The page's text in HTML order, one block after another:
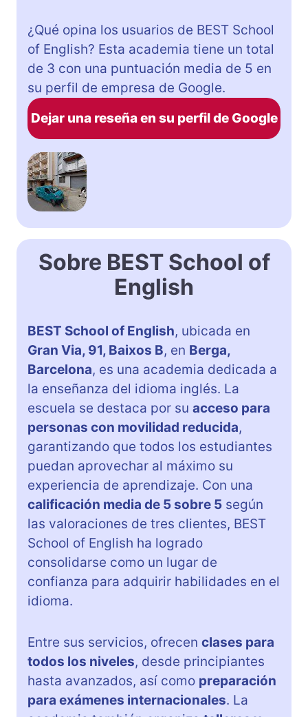
¿Qué opina los usuarios de BEST School
of English? Esta academia tiene un total
de 3 con una puntuación media de 5 en
su perfil de empresa de Google.
Dejar una reseña en su perfil de Google
Sobre BEST School of
English
BEST School of English, ubicada en
Gran Via, 91, Baixos B, en Berga,
Barcelona, es una academia dedicada a
la enseñanza del idioma inglés. La
escuela se destaca por su acceso para
personas con movilidad reducida,
garantizando que todos los estudiantes
puedan aprovechar al máximo su
experiencia de aprendizaje. Con una
calificación media de 5 sobre 5 según
las valoraciones de tres clientes, BEST
School of English ha logrado
consolidarse como un lugar de
confianza para adquirir habilidades en el
idioma.
Entre sus servicios, ofrecen clases para
todos los niveles, desde principiantes
hasta avanzados, así como preparación
para exámenes internacionales. La